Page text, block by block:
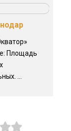
Площадь
...